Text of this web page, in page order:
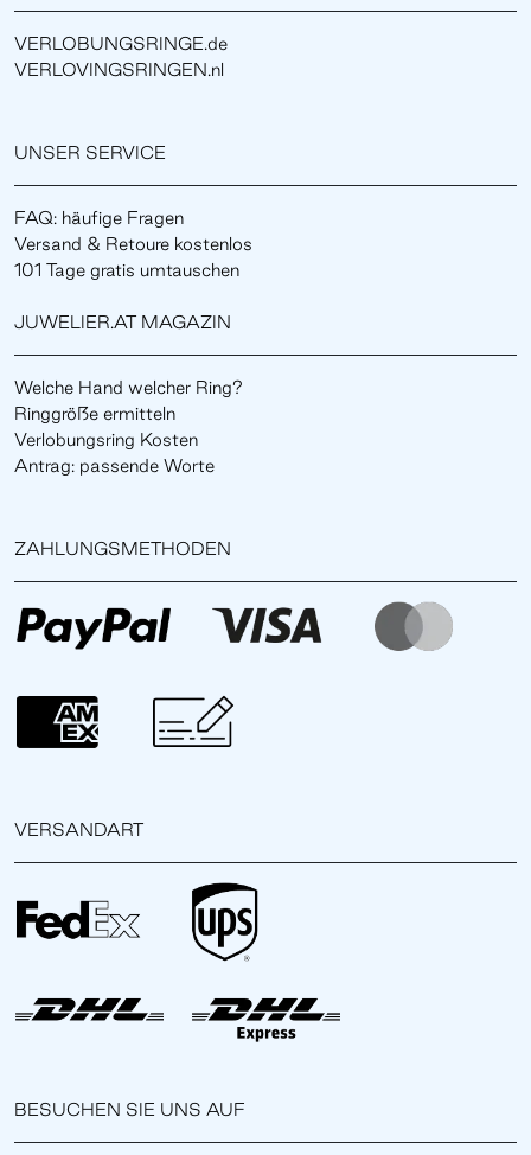
VERLOBUNGSRINGE.de
VERLOVINGSRINGEN.nl
UNSER SERVICE
FAQ: häufige Fragen
Versand & Retoure kostenlos
101 Tage gratis umtauschen
JUWELIER.AT MAGAZIN
Welche Hand welcher Ring?
Ringgröße ermitteln
Verlobungsring Kosten
Antrag: passende Worte
ZAHLUNGSMETHODEN
VERSANDART
BESUCHEN SIE UNS AUF